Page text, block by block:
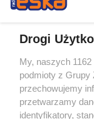
Drogi
My, naszych
podmioty z Grupy
przechowujemy
przetwarzamy
identyfikatory,